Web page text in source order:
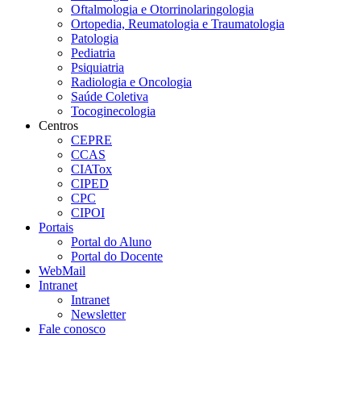
Oftalmologia e Otorrinolaringologia
Ortopedia, Reumatologia e Traumatologia
Patologia
Pediatria
Psiquiatria
Radiologia e Oncologia
Saúde Coletiva
Tocoginecologia
Centros
CEPRE
CCAS
CIATox
CIPED
CPC
CIPOI
Portais
Portal do Aluno
Portal do Docente
WebMail
Intranet
Intranet
Newsletter
Fale conosco